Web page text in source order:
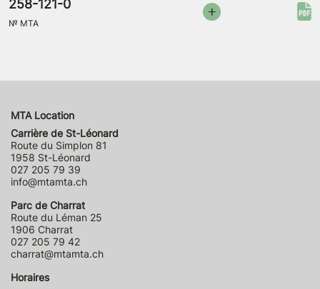
258-121-0
№ MTA
MTA Location
Carrière de St-Léonard
Route du Simplon 81
1958 St-Léonard
027 205 79 39
info@mtamta.ch
Parc de Charrat
Route du Léman 25
1906 Charrat
027 205 79 42
charrat@mtamta.ch
Horaires